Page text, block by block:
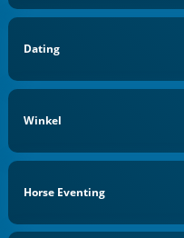
Dating
Winkel
Horse Eventing